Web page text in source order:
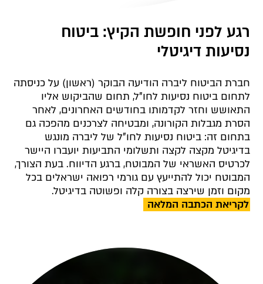
רגע לפני חופשת הקיץ: ביטוח
נסיעות דיגיטלי
חברת הביטוח ליברה הודיעה הבוקר (ראשון) על כניסתה
לתחום ביטוח נסיעות לחו"ל, תחום שהביקוש אליו
התאושש וחזר לקדמותו בחודשים האחרונים, לאחר
הסרת מגבלות הקורונה, ומבטיחה לצרכנים מהפכה גם
בתחום זה: ביטוח נסיעות לחו"ל של ליברה מונגש
בדיגיטל מקצה לקצה ותשלומי התביעות יועברו היישר
לכרטיס האשראי של המבוטח, ברגע הדיווח. בעת הצורך,
המבוטח יכול להתייעץ עם גורמי רפואה ישראלים בכל
מקום וזמן שירצה בצורה קלה ופשוטה בדיגיטל.
לקריאת הכתבה המלאה